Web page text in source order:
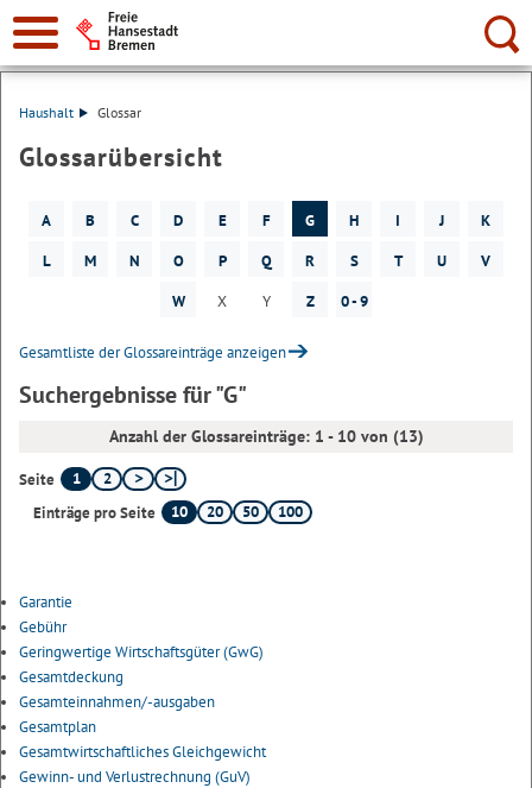
Suche:
Haushalt Glossar
Glossarübersicht
A B C D E F G H I J
K
L
M N O P Q R S T U
V
W
X Y Z 0 - 9
Gesamtliste der Glossareinträge anzeigen
Suchergebnisse für "G"
Anzahl der Glossareinträge: 1 - 10 von (13)
Seite 1
2
Einträge pro Seite
10 20 50 100
Garantie
Gebühr
Geringwertige Wirtschaftsgüter (GwG)
Gesamtdeckung
Gesamteinnahmen/-ausgaben
Gesamtplan
Gesamtwirtschaftliches Gleichgewicht
Gewinn- und Verlustrechnung (GuV)